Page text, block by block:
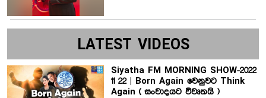
LATEST VIDEOS
Siyatha FM MORNING SHOW-2022
11 22 | Born Again වෙනුවට Think
Again ( සංවාදයට විවෘතයි )